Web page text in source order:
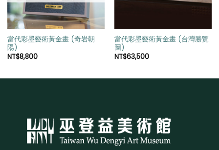
當代彩墨藝術黃金畫 (奇岩朝
陽)
NT$8,800
當代彩墨藝術黃金畫 (台灣勝覽
圖)
NT$63,500